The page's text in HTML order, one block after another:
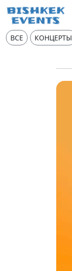
ВСЕ КОНЦЕРТЫ